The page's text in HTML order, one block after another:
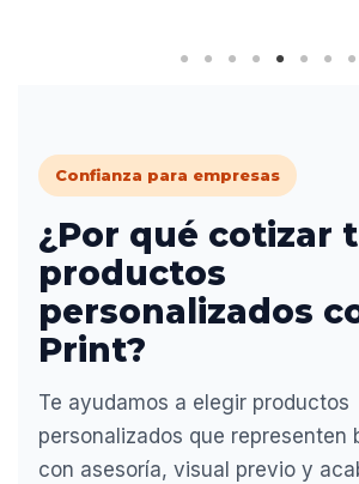
Confianza para empresas
¿Por qué cotizar
productos
personalizados
Print?
Te ayudamos a elegir productos
personalizados que representen
con asesoría, visual previo y